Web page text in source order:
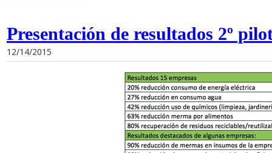
Presentación de resultados 2º
12/14/2015